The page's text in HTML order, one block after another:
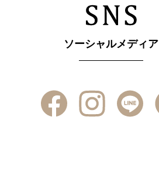
ソーシャルメディア